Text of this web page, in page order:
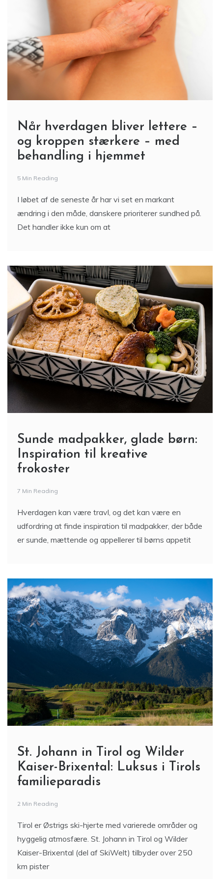
Når hverdagen bliver lettere –
og kroppen stærkere – med
behandling i hjemmet
5 Min Reading
I løbet af de seneste år har vi set en markant
ændring i den måde, danskere prioriterer sundhed på.
Det handler ikke kun om at
Sunde madpakker, glade børn:
Inspiration til kreative
frokoster
7 Min Reading
Hverdagen kan være travl, og det kan være en
udfordring at finde inspiration til madpakker, der både
er sunde, mættende og appellerer til børns appetit
St. Johann in Tirol og Wilder
Kaiser-Brixental: Luksus i Tirols
familieparadis
2 Min Reading
Tirol er Østrigs ski-hjerte med varierede områder og
hyggelig atmosfære. St. Johann in Tirol og Wilder
Kaiser-Brixental (del af SkiWelt) tilbyder over 250
km pister